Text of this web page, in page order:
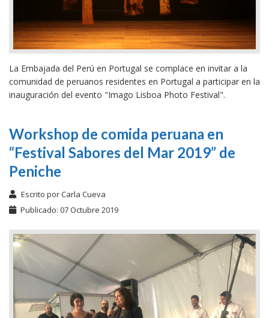
La Embajada del Perú en Portugal se complace en invitar a la
comunidad de peruanos residentes en Portugal a participar en la
inauguración del evento "Imago Lisboa Photo Festival".
Workshop de comida peruana en
“Festival Sabores del Mar 2019” de
Peniche
Escrito porCarla Cueva
Publicado: 07 Octubre 2019